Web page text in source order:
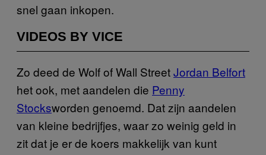
snel gaan inkopen.
VIDEOS BY VICE
Zo deed de Wolf of Wall StreetJordan Belfort
het ook, met aandelen die Penny
Stocksworden genoemd. Dat zijn aandelen
van kleine bedrijfjes, waar zo weinig geld in
zit dat je er de koers makkelijk van kunt